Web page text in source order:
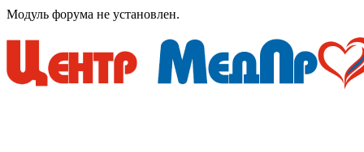
Модуль форума не установлен.